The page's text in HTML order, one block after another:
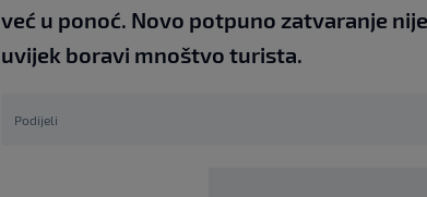
već u ponoć. Novo potpuno zatvaranje
uvijek boravi mnoštvo turista.
Podijeli